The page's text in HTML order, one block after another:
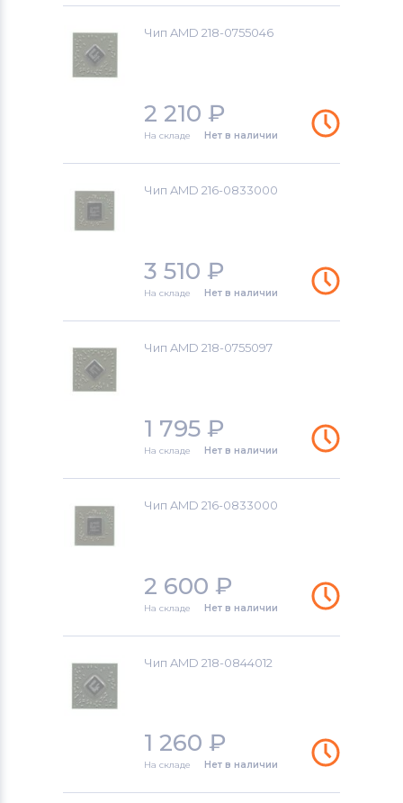
Чип AMD 218-0755046
2 210 ₽
На складе Нет в наличии
Чип AMD 216-0833000
3 510 ₽
На складе Нет в наличии
Чип AMD 218-0755097
1 795 ₽
На складе Нет в наличии
Чип AMD 216-0833000
2 600 ₽
На складе Нет в наличии
Чип AMD 218-0844012
1 260 ₽
На складе Нет в наличии